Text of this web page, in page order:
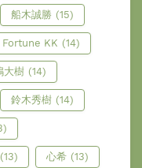
船木誠勝 (15)
Fortune KK (14)
大樹 (14)
鈴木秀樹 (14)
(13) 心希 (13)